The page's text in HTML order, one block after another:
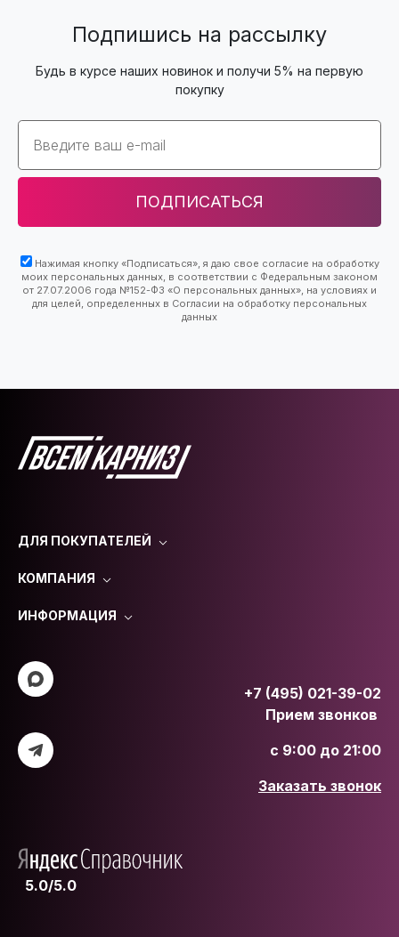
Подпишись на рассылку
Будь в курсе наших новинок и получи 5% на первую
покупку
Email
ПОДПИСАТЬСЯ
Нажимая кнопку «Подписаться», я даю свое согласие на обработку
моих персональных данных, в соответствии с Федеральным законом
от 27.07.2006 года №152-ФЗ «О персональных данных», на условиях и
для целей, определенных в Согласии на обработку персональных
данных
ДЛЯ ПОКУПАТЕЛЕЙ
КОМПАНИЯ
ИНФОРМАЦИЯ
+7 (495) 021-39-02
Прием звонков
с 9:00 до 21:00
Заказать звонок
5.0/5.0